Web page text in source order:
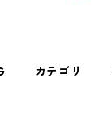
カテゴリ